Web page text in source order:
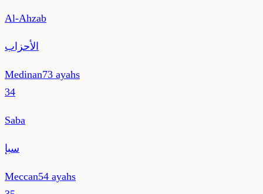
Al-Ahzab
الأحزاب
Medinan73 ayahs
34
Saba
سبإ
Meccan54 ayahs